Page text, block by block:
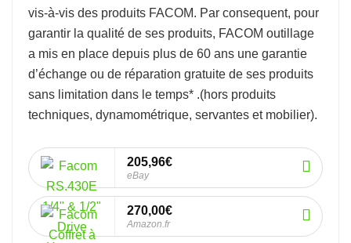
vis-à-vis des produits FACOM. Par consequent, pour
garantir la qualité de ses produits, FACOM outillage
a mis en place depuis plus de 60 ans une garantie
d’échange ou de réparation gratuite de ses produits
sans limitation dans le temps* .(hors produits
techniques, dynamométrique, servantes et mobilier).
205,96€
eBay
270,00€
Amazon.fr